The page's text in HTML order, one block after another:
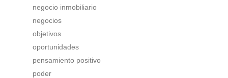
negocio inmobiliario
negocios
objetivos
oportunidades
pensamiento positivo
poder